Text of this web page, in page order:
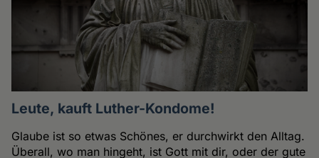
Leute, kauft Luther-Kondome!
Glaube ist so etwas Schönes, er durchwirkt den Alltag.
Überall, wo man hingeht, ist Gott mit dir, oder der gute